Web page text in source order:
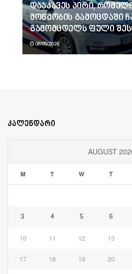
დააკავეს პირი,
მოწმობის გამოცდაში
გამომცდელს ფული
08/05/2026
კალენდარი
AUGUST
M T W T
3 4 5 6
10 11 12 13
17 18 19 20